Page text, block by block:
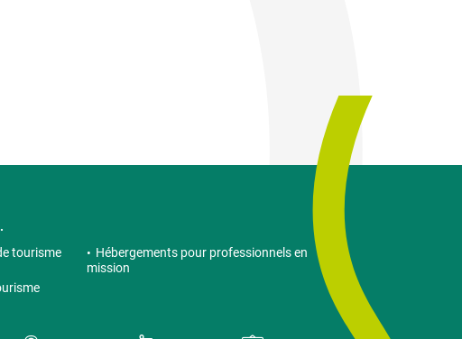
tourisme
Hébergements pour professionnels en
mission